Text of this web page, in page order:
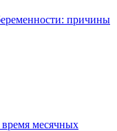
причины
месячных